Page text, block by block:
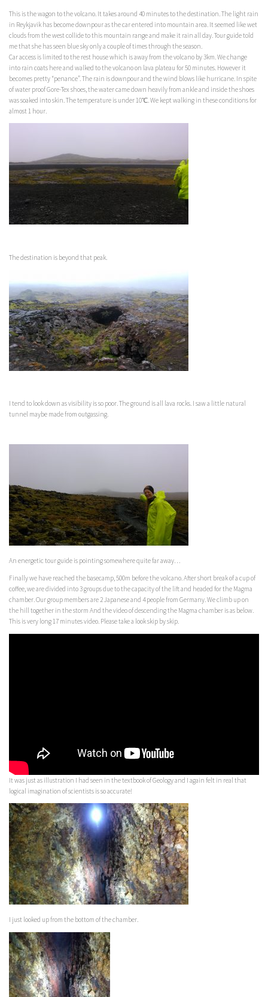
This is the wagon to the volcano. It takes around 40 minutes to the destination. The light rain
in Reykjavik has become downpour as the car entered into mountain area. It seemed like wet
clouds from the west collide to this mountain range and make it rain all day. Tour guide told
me that she has seen blue sky only a couple of times through the season.
Car access is limited to the rest house which is away from the volcano by 3km. We change
into rain coats here and walked to the volcano on lava plateau for 50 minutes. However it
becomes pretty “penance”. The rain is downpour and the wind blows like hurricane. In spite
of water proof Gore-Tex shoes, the water came down heavily from ankle and inside the shoes
was soaked into skin. The temperature is under 10℃. We kept walking in these conditions for
almost 1 hour.
The destination is beyond that peak.
I tend to look down as visibility is so poor. The ground is all lava rocks. I saw a little natural
tunnel maybe made from outgassing.
An energetic tour guide is pointing somewhere quite far away…
Finally we have reached the basecamp, 500m before the volcano. After short break of a cup of
coffee, we are divided into 3 groups due to the capacity of the lift and headed for the Magma
chamber. Our group members are 2 Japanese and 4 people from Germany. We climb up on
the hill together in the storm And the video of descending the Magma chamber is as below.
This is very long 17 minutes video. Please take a look skip by skip.
It was just as illustration I had seen in the textbook of Geology and I again felt in real that
logical imagination of scientists is so accurate!
I just looked up from the bottom of the chamber.